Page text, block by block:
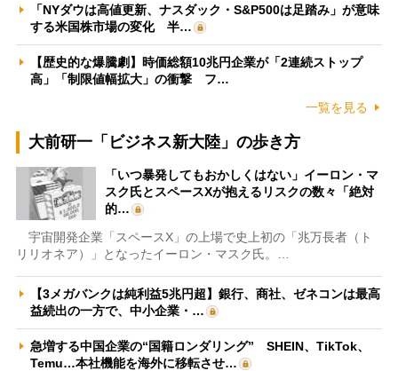
「NYダウは高値更新、ナスダック・S&P500は足踏み」が意味
する米国株市場の変化 半…
【歴史的な爆騰劇】時価総額10兆円企業が「2連続ストップ
高」「制限値幅拡大」の衝撃 フ…
一覧を見る
大前研一「ビジネス新大陸」の歩き方
「いつ暴発してもおかしくはない」イーロン・マ
スク氏とスペースXが抱えるリスクの数々「絶対
的…
宇宙開発企業「スペースX」の上場で史上初の「兆万長者（ト
リリオネア）」となったイーロン・マスク氏。…
【3メガバンクは純利益5兆円超】銀行、商社、ゼネコンは最高
益続出の一方で、中小企業・…
急増する中国企業の“国籍ロンダリング” SHEIN、TikTok、
Temu…本社機能を海外に移転させ…